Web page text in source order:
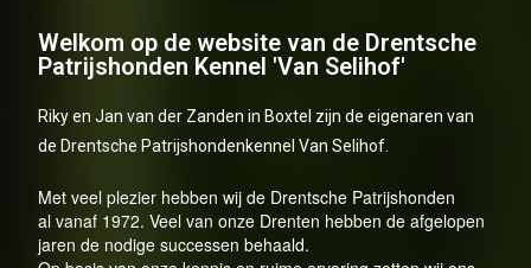
Welkom op de website van de Drentsche
Patrijshonden Kennel 'Van Selihof'
Riky en Jan van der Zanden in Boxtel zijn de eigenaren van
de Drentsche Patrijshondenkennel Van Selihof.
Met veel plezier hebben wij de Drentsche Patrijshonden
al vanaf 1972. Veel van onze Drenten hebben de afgelopen
jaren de nodige successen behaald.